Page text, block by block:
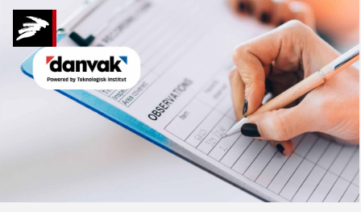
Praktiske spørgsmål
Spørgsmål til tilmelding, forplejning,
afholdelsessted m.m.
Hvad kan vi hjælpe